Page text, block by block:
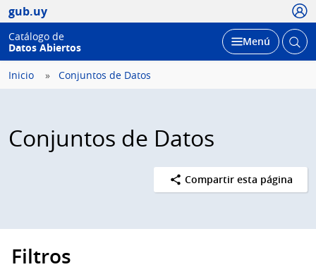
gub.uy
Catálogo de
Datos Abiertos
Desplegar
Menú Abrir
Inicio Conjuntos de Datos
Conjuntos de Datos
Compartir esta página
Filtros